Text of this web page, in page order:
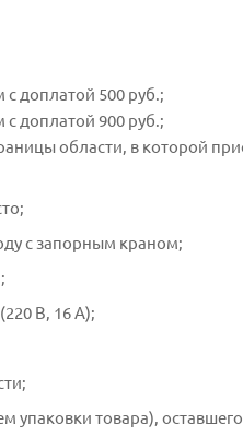
с доплатой 500 руб.;
с доплатой 900 руб.;
области, в которой
с запорным краном;
В, 16 А);
товара),